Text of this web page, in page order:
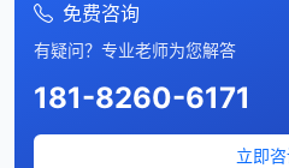
免费咨询
有疑问？专业老师为您解答
181-8260-6171
立即